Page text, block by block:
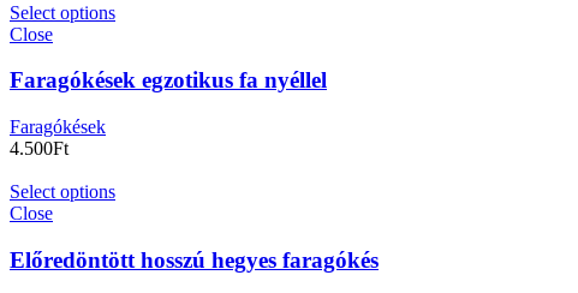
Select options
Close
Faragókések egzotikus fa nyéllel
Faragókések
4.500Ft
Select options
Close
Előredöntött hosszú hegyes faragókés